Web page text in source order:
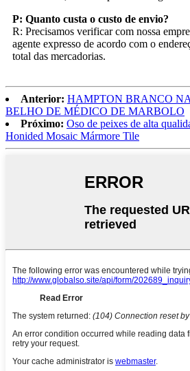
P: Quanto custa o custo de envio?
R: Precisamos verificar com nossa
agente expresso de acordo com o
total das mercadorias.
Anterior: HAMPTON BRANCO
BELHO DE MÉDICO DE MARBOLO
Próximo: Oso de peixes de alta
Honided Mosaic Mármore Tile